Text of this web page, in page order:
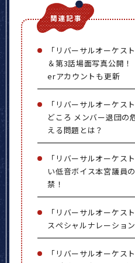
「リバーサルオーケス
＆第3話場面写真公開
erアカウントも更新
「リバーサルオーケス
どころ メンバー退団の
える問題とは？
「リバーサルオーケス
い低音ボイス本宮議員
禁！
「リバーサルオーケス
スペシャルナレーショ
「リバーサルオーケス